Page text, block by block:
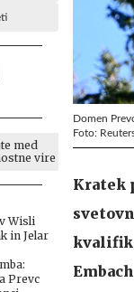
med
vire
Wisli
in Jelar
Prevc
Domen
Foto:
Kratek